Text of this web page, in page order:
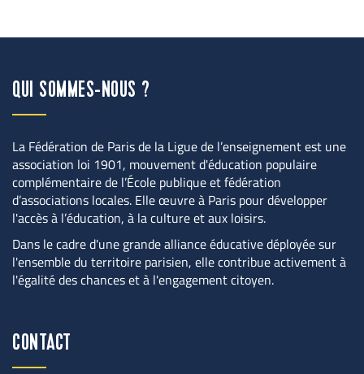
QUI SOMMES-NOUS ?
La Fédération de Paris de la Ligue de l’enseignement est une
association loi 1901, mouvement d'éducation populaire
complémentaire de l’École publique et fédération
d’associations locales. Elle œuvre à Paris pour développer
l'accès à l’éducation, à la culture et aux loisirs.
Dans le cadre d'une grande alliance éducative déployée sur
l'ensemble du territoire parisien, elle contribue activement à
l'égalité des chances et à l'engagement citoyen.
CONTACT